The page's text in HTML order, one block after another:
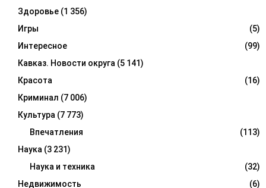
Здоровье (1 356)
Игры
(5)
Интересное
(99)
Кавказ. Новости округа (5 141)
Красота
(16)
Криминал (7 006)
Культура (7 773)
Впечатления
(113)
Наука (3 231)
Наука и техника
(32)
Недвижимость
(6)